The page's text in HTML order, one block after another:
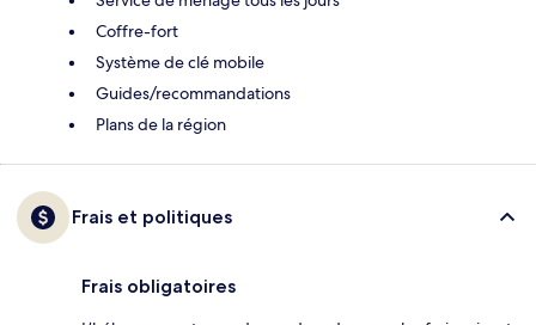
Coffre-fort
Système de clé mobile
Guides/recommandations
Plans de la région
Frais et politiques
Frais obligatoires